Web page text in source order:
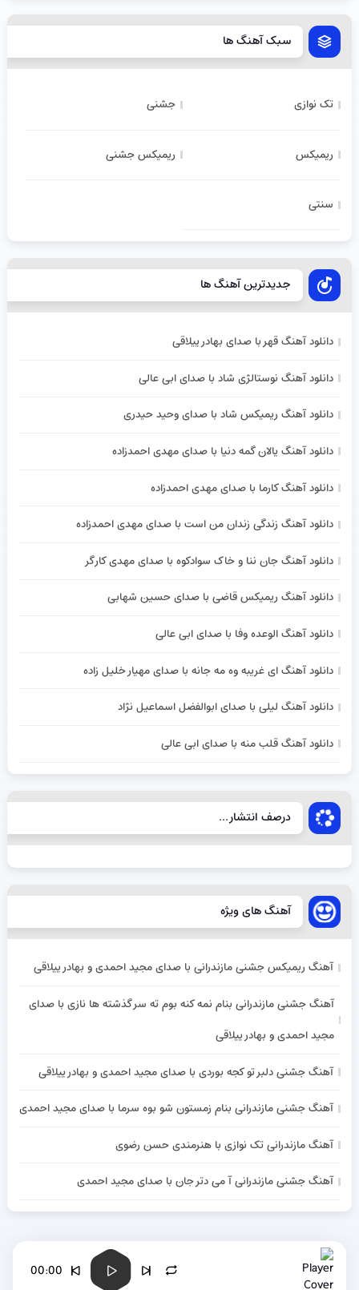
سبک آهنگ ها
تک نوازی جشنی
ریمیکس ریمیکس جشنی
سنتی
جدیدترین آهنگ ها
دانلود آهنگ قهر با صدای بهادر ییلاقی
دانلود آهنگ نوستالژی شاد با صدای ابی عالی
دانلود آهنگ ریمیکس شاد با صدای وحید حیدری
دانلود آهنگ یالان گمه دنیا با صدای مهدی احمدزاده
دانلود آهنگ کارما با صدای مهدی احمدزاده
دانلود آهنگ زندگی زندان من است با صدای مهدی احمدزاده
دانلود آهنگ جان ننا و خاک سوادکوه با صدای مهدی کارگر
دانلود آهنگ ریمیکس قاضی با صدای حسین شهابی
دانلود آهنگ الوعده وفا با صدای ابی عالی
دانلود آهنگ ای غریبه وه مه جانه با صدای مهیار خلیل زاده
دانلود آهنگ لیلی با صدای ابوالفضل اسماعیل نژاد
دانلود آهنگ قلب منه با صدای ابی عالی
درصف انتشار...
آهنگ های ویژه
آهنگ ریمیکس جشنی مازندرانی با صدای مجید احمدی و بهادر ییلاقی
آهنگ جشنی مازندرانی بنام نمه کنه بوم ته سر گذشته ها نازی با صدای
مجید احمدی و بهادر ییلاقی
آهنگ جشنی دلبر تو کجه بوردی با صدای مجید احمدی و بهادر ییلاقی
آهنگ جشنی مازندرانی بنام زمستون شو بوه سرما با صدای مجید احمدی
آهنگ مازندرانی تک نوازی با هنرمندی حسن رضوی
آهنگ جشنی مازندرانی آ می دتر جان با صدای مجید احمدی
00:00